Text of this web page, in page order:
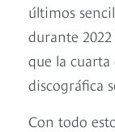
últimos
durante
que la
discográfica
Con todo